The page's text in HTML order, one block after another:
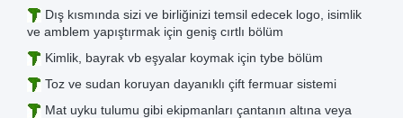
Dış kısmında sizi ve birliğinizi temsil edecek logo, isimlik
ve amblem yapıştırmak için geniş cırtlı bölüm
Kimlik, bayrak vb eşyalar koymak için tybe bölüm
Toz ve sudan koruyan dayanıklı çift fermuar sistemi
Mat uyku tulumu gibi ekipmanları çantanın altına veya